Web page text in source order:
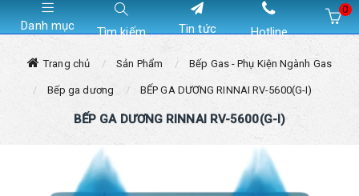
Danh mục Tìm kiếm Tin tức Hotline
0
Trang chủ Sản Phẩm Bếp Gas - Phụ Kiện Ngành Gas
Bếp ga dương BẾP GA DƯƠNG RINNAI RV-5600(G-I)
BẾP GA DƯƠNG RINNAI RV-5600(G-I)